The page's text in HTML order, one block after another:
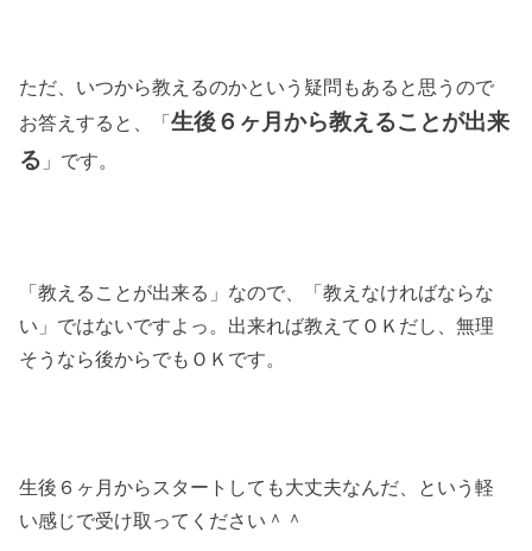
ただ、いつから教えるのかという疑問もあると思うので
お答えすると、「生後６ヶ月から教えることが出来
る 」です。
「教えることが出来る」なので、「教えなければならな
い」ではないですよっ。出来れば教えてＯＫだし、無理
そうなら後からでもＯＫです。
生後６ヶ月からスタートしても大丈夫なんだ、という軽
い感じで受け取ってください＾＾